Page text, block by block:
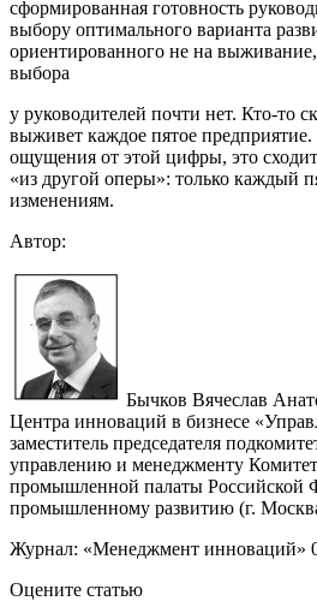
сформированная готовность
выбору оптимального варианта
ориентированного не на
выбора
у руководителей почти нет. Кто-то
выживет каждое пятое
ощущения от этой цифры, это
«из другой оперы»: только каждый
изменениям.
Автор:
Бычков Вячеслав
Центра инноваций в бизнесе
заместитель председателя
управлению и менеджменту
промышленной палаты Российской
промышленному развитию (г.
Журнал: «Менеджмент инноваций»
Оцените статью